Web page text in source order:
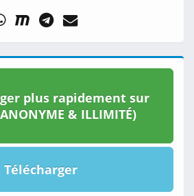
plus rapidement sur
& ILLIMITÉ)
Télécharger